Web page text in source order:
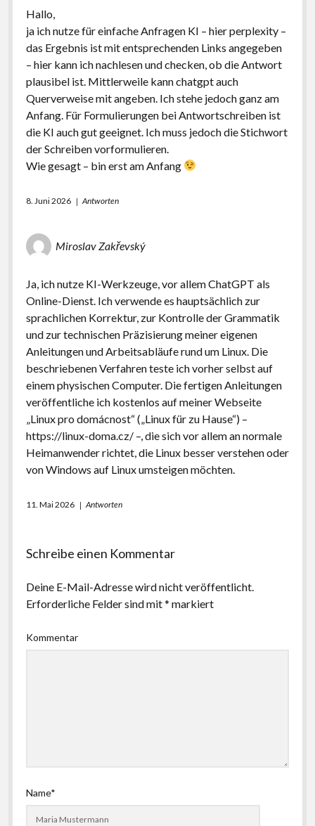
Hallo,
ja ich nutze für einfache Anfragen KI – hier perplexity –
das Ergebnis ist mit entsprechenden Links angegeben
– hier kann ich nachlesen und checken, ob die Antwort
plausibel ist. Mittlerweile kann chatgpt auch
Querverweise mit angeben. Ich stehe jedoch ganz am
Anfang. Für Formulierungen bei Antwortschreiben ist
die KI auch gut geeignet. Ich muss jedoch die Stichwort
der Schreiben vorformulieren.
Wie gesagt – bin erst am Anfang
8. Juni 2026 Antworten
Miroslav Zakřevský
Ja, ich nutze KI-Werkzeuge, vor allem ChatGPT als
Online-Dienst. Ich verwende es hauptsächlich zur
sprachlichen Korrektur, zur Kontrolle der Grammatik
und zur technischen Präzisierung meiner eigenen
Anleitungen und Arbeitsabläufe rund um Linux. Die
beschriebenen Verfahren teste ich vorher selbst auf
einem physischen Computer. Die fertigen Anleitungen
veröffentliche ich kostenlos auf meiner Webseite
„Linux pro domácnost“ („Linux für zu Hause“) –
https://linux-doma.cz/–, die sich vor allem an normale
Heimanwender richtet, die Linux besser verstehen oder
von Windows auf Linux umsteigen möchten.
11. Mai 2026 Antworten
Schreibe einen Kommentar
Deine E-Mail-Adresse wird nicht veröffentlicht.
Erforderliche Felder sind mit* markiert
Kommentar
Name*